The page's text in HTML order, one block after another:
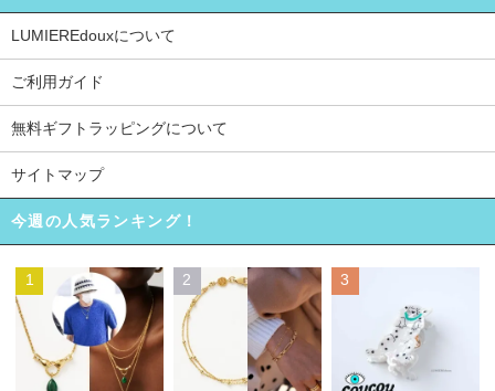
LUMIEREdouxについて
ご利用ガイド
無料ギフトラッピングについて
サイトマップ
今週の人気ランキング！
1 2 3